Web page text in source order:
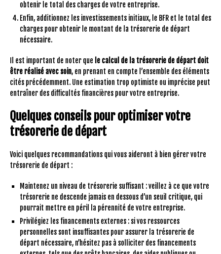
obtenir le total des charges de votre entreprise.
Enfin, additionnez les investissements initiaux, le BFR et le total des
charges pour obtenir le montant de la trésorerie de départ
nécessaire.
Il est important de noter que le calcul de la trésorerie de départ doit
être réalisé avec soin, en prenant en compte l’ensemble des éléments
cités précédemment. Une estimation trop optimiste ou imprécise peut
entraîner des difficultés financières pour votre entreprise.
Quelques conseils pour optimiser votre
trésorerie de départ
Voici quelques recommandations qui vous aideront à bien gérer votre
trésorerie de départ :
Maintenez un niveau de trésorerie suffisant : veillez à ce que votre
trésorerie ne descende jamais en dessous d’un seuil critique, qui
pourrait mettre en péril la pérennité de votre entreprise.
Privilégiez les financements externes : si vos ressources
personnelles sont insuffisantes pour assurer la trésorerie de
départ nécessaire, n’hésitez pas à solliciter des financements